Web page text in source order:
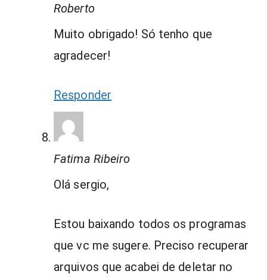
Roberto
Muito obrigado! Só tenho que
agradecer!
Responder
Fatima Ribeiro
Olá sergio,
Estou baixando todos os programas
que vc me sugere. Preciso recuperar
arquivos que acabei de deletar no